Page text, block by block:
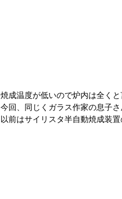
焼成温度が低いので炉内は全く
今回、同じくガラス作家の息子
以前はサイリスタ半自動焼成装置